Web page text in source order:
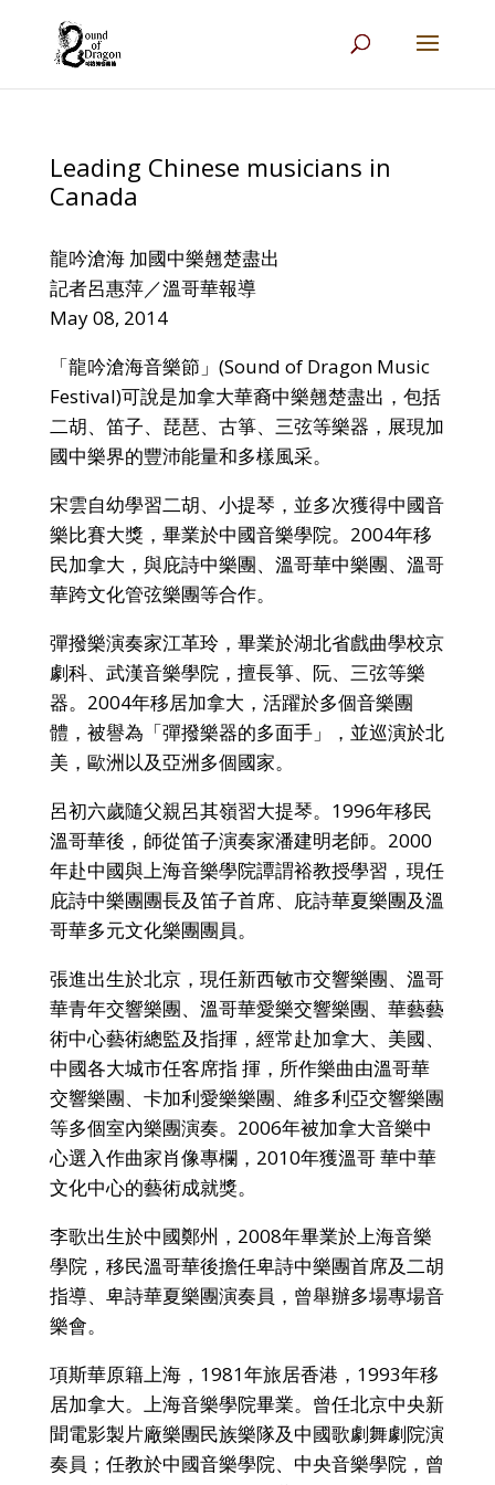
Leading Chinese musicians in
Canada
龍吟滄海 加國中樂翹楚盡出
記者呂惠萍／溫哥華報導
May 08, 2014
「龍吟滄海音樂節」(Sound of Dragon Music
Festival)可說是加拿大華裔中樂翹楚盡出，包括
二胡、笛子、琵琶、古箏、三弦等樂器，展現加
國中樂界的豐沛能量和多樣風采。
宋雲自幼學習二胡、小提琴，並多次獲得中國音
樂比賽大獎，畢業於中國音樂學院。2004年移
民加拿大，與庇詩中樂團、溫哥華中樂團、溫哥
華跨文化管弦樂團等合作。
彈撥樂演奏家江革玲，畢業於湖北省戲曲學校京
劇科、武漢音樂學院，擅長箏、阮、三弦等樂
器。2004年移居加拿大，活躍於多個音樂團
體，被譽為「彈撥樂器的多面手」，並巡演於北
美，歐洲以及亞洲多個國家。
呂初六歲隨父親呂其嶺習大提琴。1996年移民
溫哥華後，師從笛子演奏家潘建明老師。2000
年赴中國與上海音樂學院譚謂裕教授學習，現任
庇詩中樂團團長及笛子首席、庇詩華夏樂團及溫
哥華多元文化樂團團員。
張進出生於北京，現任新西敏市交響樂團、溫哥
華青年交響樂團、溫哥華愛樂交響樂團、華藝藝
術中心藝術總監及指揮，經常赴加拿大、美國、
中國各大城市任客席指 揮，所作樂曲由溫哥華
交響樂團、卡加利愛樂樂團、維多利亞交響樂團
等多個室內樂團演奏。2006年被加拿大音樂中
心選入作曲家肖像專欄，2010年獲溫哥 華中華
文化中心的藝術成就獎。
李歌出生於中國鄭州，2008年畢業於上海音樂
學院，移民溫哥華後擔任卑詩中樂團首席及二胡
指導、卑詩華夏樂團演奏員，曾舉辦多場專場音
樂會。
項斯華原籍上海，1981年旅居香港，1993年移
居加拿大。上海音樂學院畢業。曾任北京中央新
聞電影製片廠樂團民族樂隊及中國歌劇舞劇院演
奏員；任教於中國音樂學院、中央音樂學院，曾